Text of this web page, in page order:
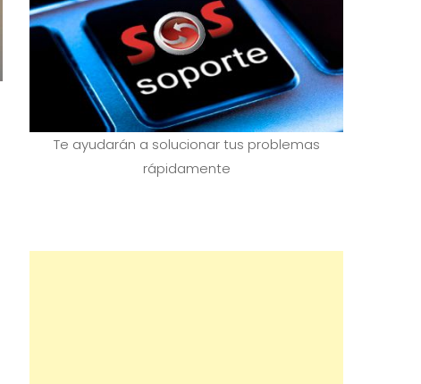
Te ayudarán a solucionar tus problemas
rápidamente